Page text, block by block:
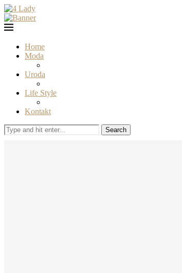
Home
Moda
Uroda
Life Style
Kontakt
Search